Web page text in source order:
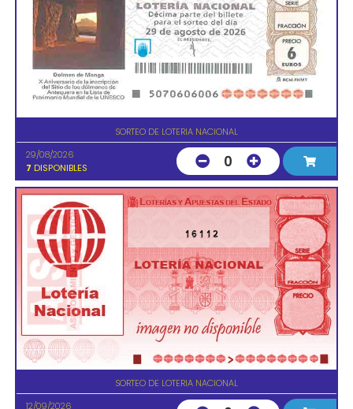
SORTEO DE LOTERIA NACIONAL
29/08/2026
7 DISPONIBLES 0
16112
SORTEO DE LOTERIA NACIONAL
12/09/2026